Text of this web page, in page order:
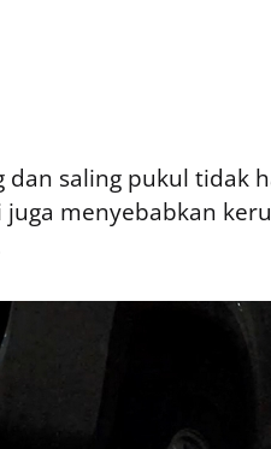
dan saling pukul tidak
menyebabkan